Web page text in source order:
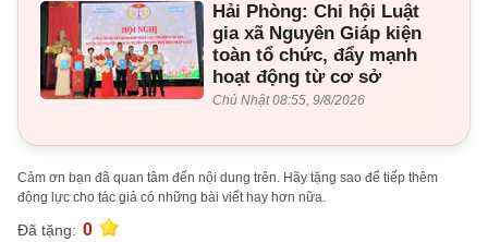
Hải Phòng: Chi hội Luật
gia xã Nguyên Giáp kiện
toàn tổ chức, đẩy mạnh
hoạt động từ cơ sở
Chủ Nhật 08:55, 9/8/2026
Cảm ơn bạn đã quan tâm đến nội dung trên. Hãy tặng sao để tiếp thêm
động lực cho tác giả có những bài viết hay hơn nữa.
Đã tặng: 0